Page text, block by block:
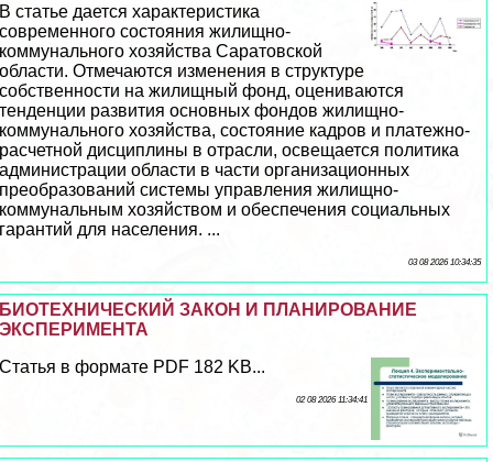
В статье дается хаpaктеристика
современного состояния жилищно-
коммунального хозяйства Саратовской
области. Отмечаются изменения в структуре
собственности на жилищный фонд, оцениваются
тенденции развития основных фондов жилищно-
коммунального хозяйства, состояние кадров и платежно-
расчетной дисциплины в отрасли, освещается политика
администрации области в части организационных
преобразований системы управления жилищно-
коммунальным хозяйством и обеспечения социальных
гарантий для населения. ...
03 08 2026 10:34:35
БИОТЕХНИЧЕСКИЙ ЗАКОН И ПЛАНИРОВАНИЕ
ЭКСПЕРИМЕНТА
Статья в формате PDF 182 KB...
02 08 2026 11:34:41